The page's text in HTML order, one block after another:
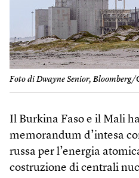
Foto di Dwayne Senior, Bloomberg/
Il Burkina Faso e il Mali
memorandum d’intesa
russa per l’energia
costruzione di centrali